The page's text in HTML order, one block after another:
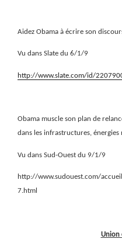
Aidez Obama à écrire son
Vu dans Slate du 6/1/9
http://www.slate.com/id/
Obama muscle son plan de
dans les infrastructures,
Vu dans Sud-Ouest du 9/1/9
http://www.sudouest.com/
7.html
Union